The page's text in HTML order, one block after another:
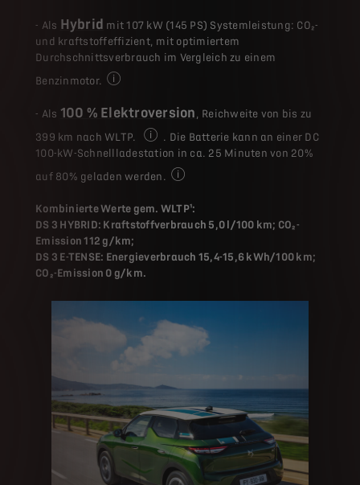
- Als Hybrid mit 107 kW (145 PS) Systemleistung: CO₂-
und kraftstoffeffizient, mit optimiertem
Durchschnittsverbrauch im Vergleich zu einem
Benzinmotor.
- Als 100 % Elektroversion , Reichweite von bis zu
399 km nach WLTP.
Die Werte für Kraftstoffverbrauch, CO₂-
. Die Batterie kann an einer DC
100-kW-Schnellladestation in ca. 25 Minuten von 20%
auf 80% geladen werden.
Kombinierte Werte gem. WLTP¹:
DS 3 HYBRID: Kraftstoffverbrauch 5,0 l/100 km; CO₂-
Emission 112 g/km;
DS 3 E-TENSE: Energieverbrauch 15,4-15,6 kWh/100 km;
CO₂-Emission 0 g/km.